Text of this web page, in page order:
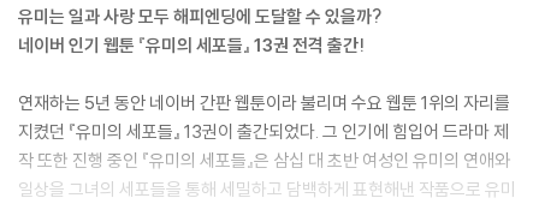
유미는 일과 사랑 모두 해피엔딩에 도달할 수 있을까?
네이버 인기 웹툰 『유미의 세포들』 13권 전격 출간!
연재하는 5년 동안 네이버 간판 웹툰이라 불리며 수요 웹툰 1위의 자리를
지켰던 『유미의 세포들』 13권이 출간되었다. 그 인기에 힘입어 드라마 제
작 또한 진행 중인 『유미의 세포들』은 삼십 대 초반 여성인 유미의 연애와
일상을 그녀의 세포들을 통해 세밀하고 담백하게 표현해낸 작품으로 유미